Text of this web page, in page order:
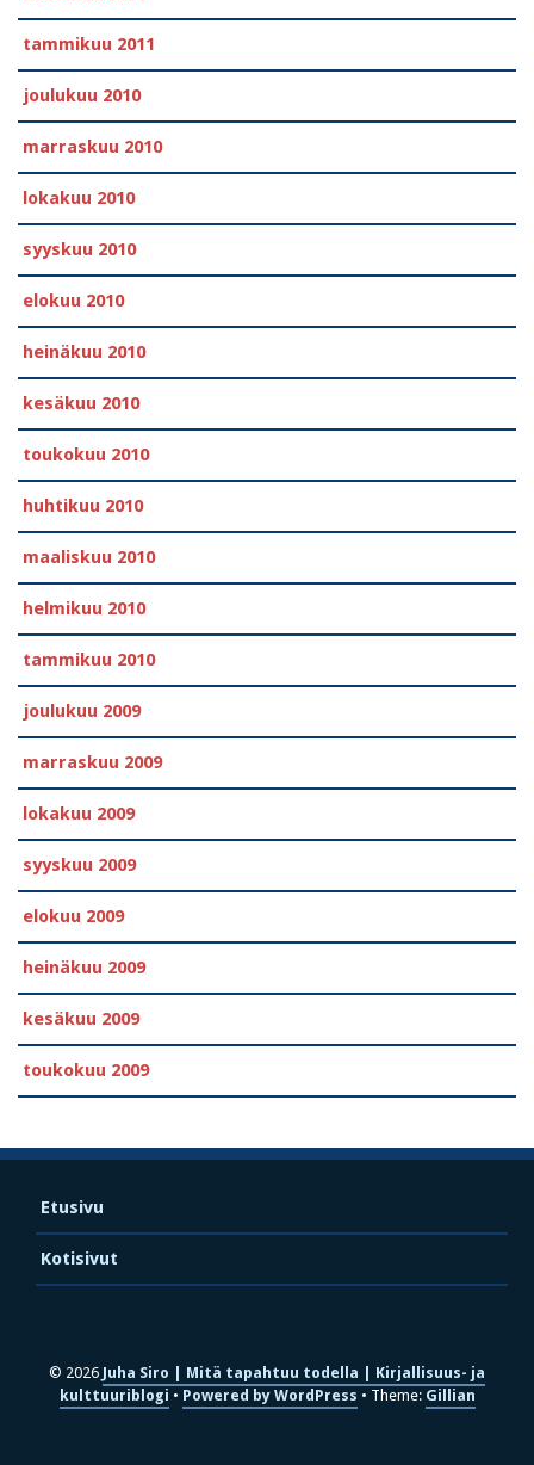
tammikuu 2011
joulukuu 2010
marraskuu 2010
lokakuu 2010
syyskuu 2010
elokuu 2010
heinäkuu 2010
kesäkuu 2010
toukokuu 2010
huhtikuu 2010
maaliskuu 2010
helmikuu 2010
tammikuu 2010
joulukuu 2009
marraskuu 2009
lokakuu 2009
syyskuu 2009
elokuu 2009
heinäkuu 2009
kesäkuu 2009
toukokuu 2009
Etusivu
Kotisivut
© 2026 Juha Siro | Mitä tapahtuu todella | Kirjallisuus- ja
kulttuuriblogi
Powered by WordPress Theme: Gillian